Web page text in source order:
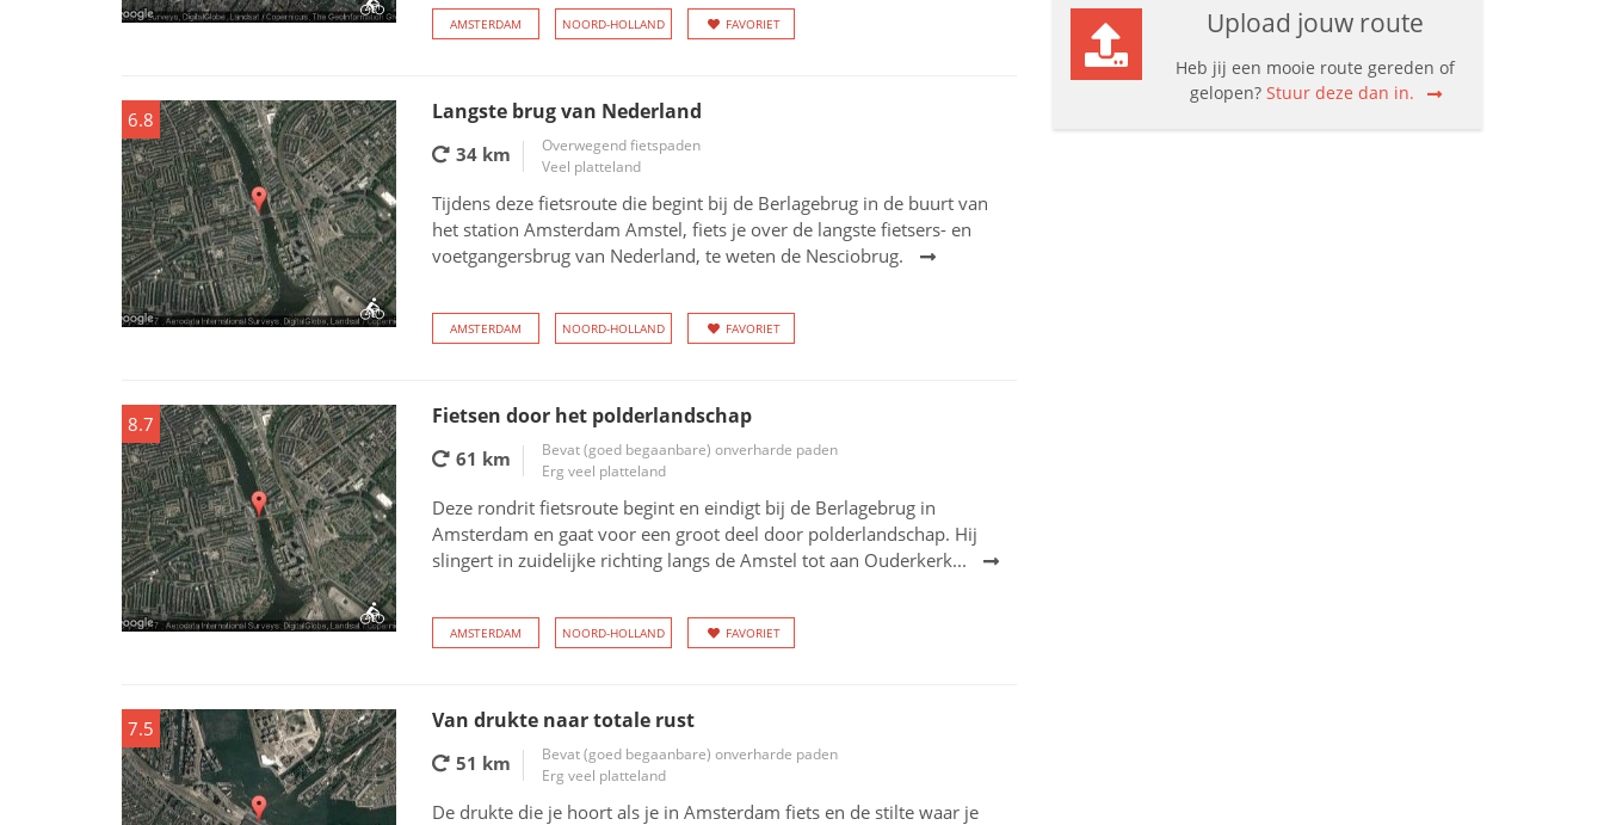
AMSTERDAM NOORD-HOLLAND FAVORIET
6.8 Langste brug van Nederland
34 km
Overwegend fietspaden
Veel platteland
Tijdens deze fietsroute die begint bij de Berlagebrug in de buurt van
het station Amsterdam Amstel, fiets je over de langste fietsers- en
voetgangersbrug van Nederland, te weten de Nesciobrug.
AMSTERDAM NOORD-HOLLAND FAVORIET
8.7 Fietsen door het polderlandschap
61 km
Bevat (goed begaanbare) onverharde paden
Erg veel platteland
Deze rondrit fietsroute begint en eindigt bij de Berlagebrug in
Amsterdam en gaat voor een groot deel door polderlandschap. Hij
slingert in zuidelijke richting langs de Amstel tot aan Ouderkerk...
AMSTERDAM NOORD-HOLLAND FAVORIET
7.5 Van drukte naar totale rust
51 km
Bevat (goed begaanbare) onverharde paden
Erg veel platteland
De drukte die je hoort als je in Amsterdam fiets en de stilte waar je
Upload jouw route
Heb jij een mooie route gereden of
gelopen? Stuur deze dan in.